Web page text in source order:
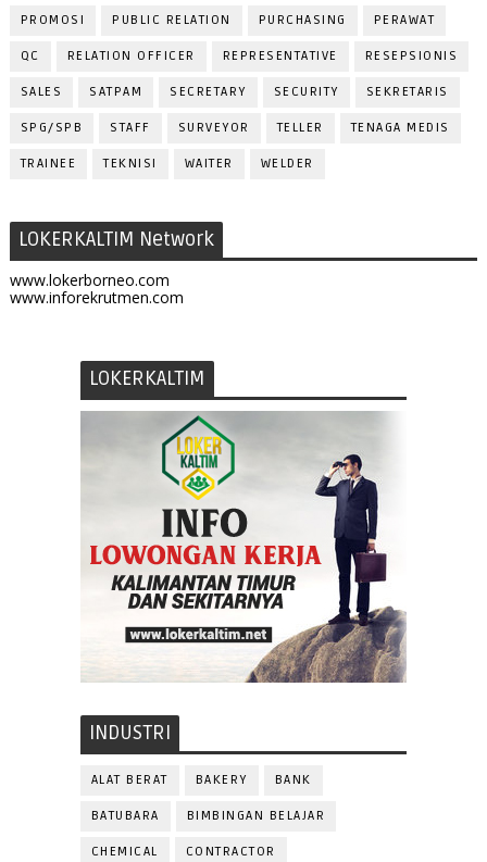
PROMOSI PUBLIC RELATION PURCHASING PERAWAT
QC RELATION OFFICER REPRESENTATIVE RESEPSIONIS
SALES SATPAM SECRETARY SECURITY SEKRETARIS
SPG/SPB STAFF SURVEYOR TELLER TENAGA MEDIS
TRAINEE TEKNISI WAITER WELDER
LOKERKALTIM Network
www.lokerborneo.com
www.inforekrutmen.com
LOKERKALTIM
INDUSTRI
ALAT BERAT BAKERY BANK
BATUBARA BIMBINGAN BELAJAR
CHEMICAL CONTRACTOR